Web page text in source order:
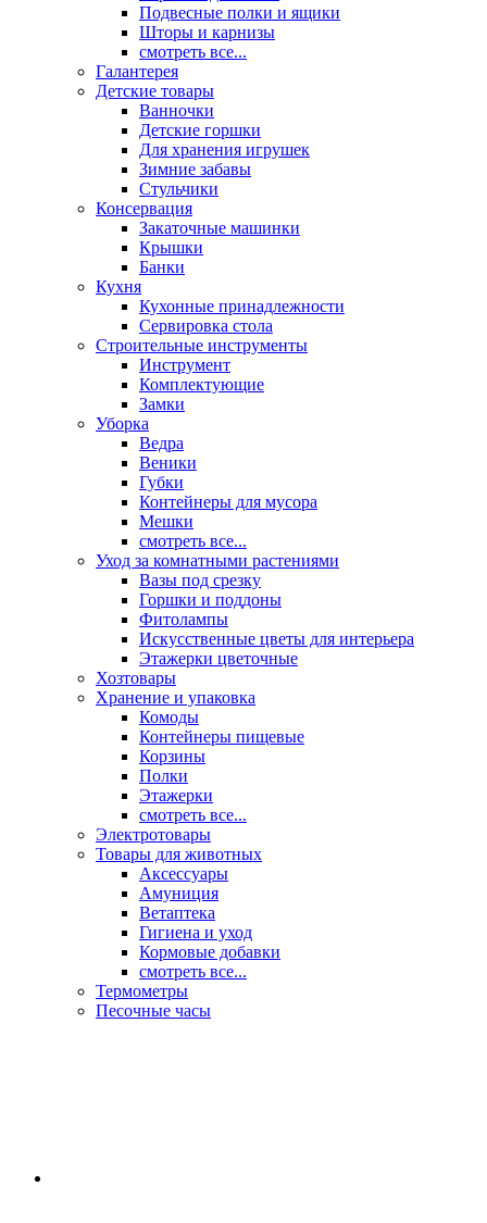
Подвесные полки и ящики
Шторы и карнизы
смотреть все...
Галантерея
Детские товары
Ванночки
Детские горшки
Для хранения игрушек
Зимние забавы
Стульчики
Консервация
Закаточные машинки
Крышки
Банки
Кухня
Кухонные принадлежности
Сервировка стола
Строительные инструменты
Инструмент
Комплектующие
Замки
Уборка
Ведра
Веники
Губки
Контейнеры для мусора
Мешки
смотреть все...
Уход за комнатными растениями
Вазы под срезку
Горшки и поддоны
Фитолампы
Искусственные цветы для интерьера
Этажерки цветочные
Хозтовары
Хранение и упаковка
Комоды
Контейнеры пищевые
Корзины
Полки
Этажерки
смотреть все...
Электротовары
Товары для животных
Аксессуары
Амуниция
Ветаптека
Гигиена и уход
Кормовые добавки
смотреть все...
Термометры
Песочные часы